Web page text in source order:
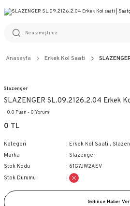
%100 ORİJİNAL ÜRÜN
Anasayfa Erkek Kol Saati
Slazenger
SLAZENGER SL.09.2126.2.04 Erkek
0.0 Puan - 0 Yorum
0 TL
Kategori Erkek Kol Saati ,
Marka
Slazenger
Stok Kodu
61G7JW2AEV
Stok Durumu
Gelince Haber Ver